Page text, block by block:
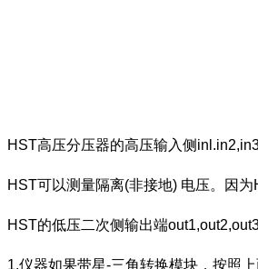
HST高压分压器的高压输入侧
HST可以测量隔离(非接地) 电压。因
HST的低压二次侧输出端
1.仪器如果带星-三角转换模块，按照